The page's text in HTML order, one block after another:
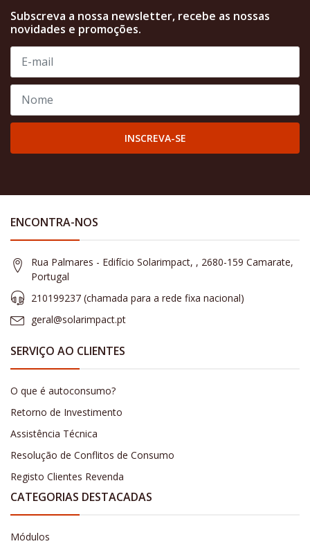
Subscreva a nossa newsletter, recebe as nossas
novidades e promoções.
INSCREVA-SE
ENCONTRA-NOS
Rua Palmares - Edifício Solarimpact, , 2680-159 Camarate,
Portugal
210199237 (​chamada para a rede fixa nacional)
geral@solarimpact.pt
SERVIÇO AO CLIENTES
O que é autoconsumo?
Retorno de Investimento
Assistência Técnica
Resolução de Conflitos de Consumo
Registo Clientes Revenda
CATEGORIAS DESTACADAS
Módulos